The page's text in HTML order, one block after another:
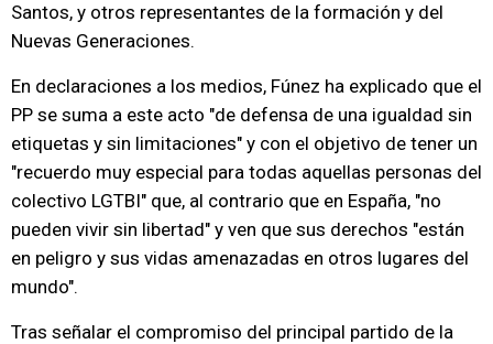
Santos, y otros representantes de la formación y del
Nuevas Generaciones.
En declaraciones a los medios, Fúnez ha explicado que el
PP se suma a este acto "de defensa de una igualdad sin
etiquetas y sin limitaciones" y con el objetivo de tener un
"recuerdo muy especial para todas aquellas personas del
colectivo LGTBI" que, al contrario que en España, "no
pueden vivir sin libertad" y ven que sus derechos "están
en peligro y sus vidas amenazadas en otros lugares del
mundo".
Tras señalar el compromiso del principal partido de la